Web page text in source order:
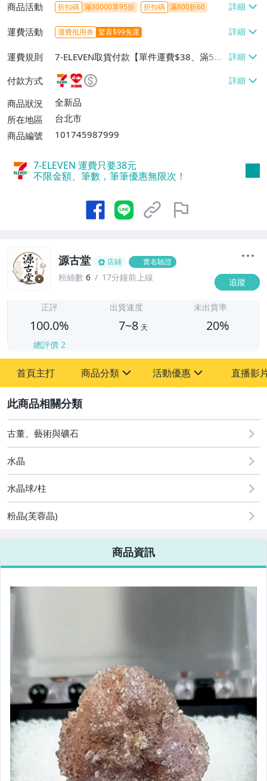
商品活動 折扣碼 滿30000享95折 折扣碼 滿800折60
運費活動 運費抵用券 驚喜$99免運
運費規則
7-ELEVEN取貨付款【單件運費$38、滿5件
或消費滿$1298免運費】、7-ELEVEN取貨
不付款【免運費】、萊爾富取貨付款【單件
運費$60、滿5件或消費滿$1298免運
費】、宅配/貨運【單件運費$120、滿5件
付款方式
商品狀況
全新品
所在地區
台北市
商品編號
101745987999
7-ELEVEN 運費只要38元
不限金額、筆數，筆筆優惠無限次！
源古堂 店鋪 實名驗證
粉絲數 6 17分鐘前上線 追蹤
正評
100.0%
總評價 2
出貨速度
7~8 天
未出貨率
20%
首頁主打 商品分類
其它
活動優惠
[全店] 周年慶
[全店] 粉絲專享
直播影
古董、藝術與礦石
水晶
水晶球/柱
粉晶(芙蓉晶)
商品資訊